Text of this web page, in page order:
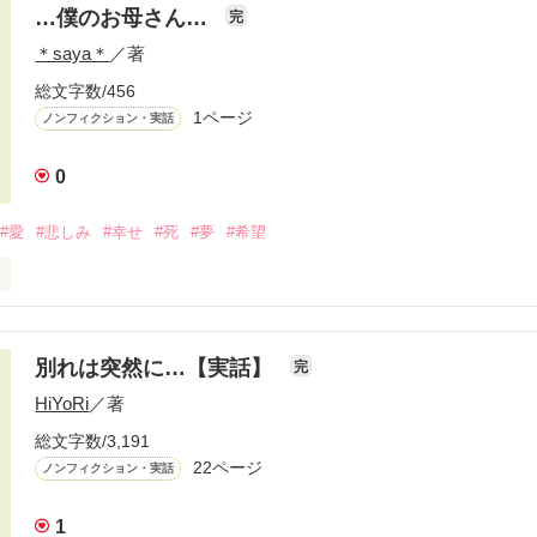
…僕のお母さん… 完
＊saya＊ ／著
総文字数/456
ノンフィクション・実話 1ページ
0
#愛 #悲しみ #幸せ #死 #夢 #希望
さん。
母さん。
別れは突然に…【実話】 完
HiYoRi／著
総文字数/3,191
ノンフィクション・実話 22ページ
1